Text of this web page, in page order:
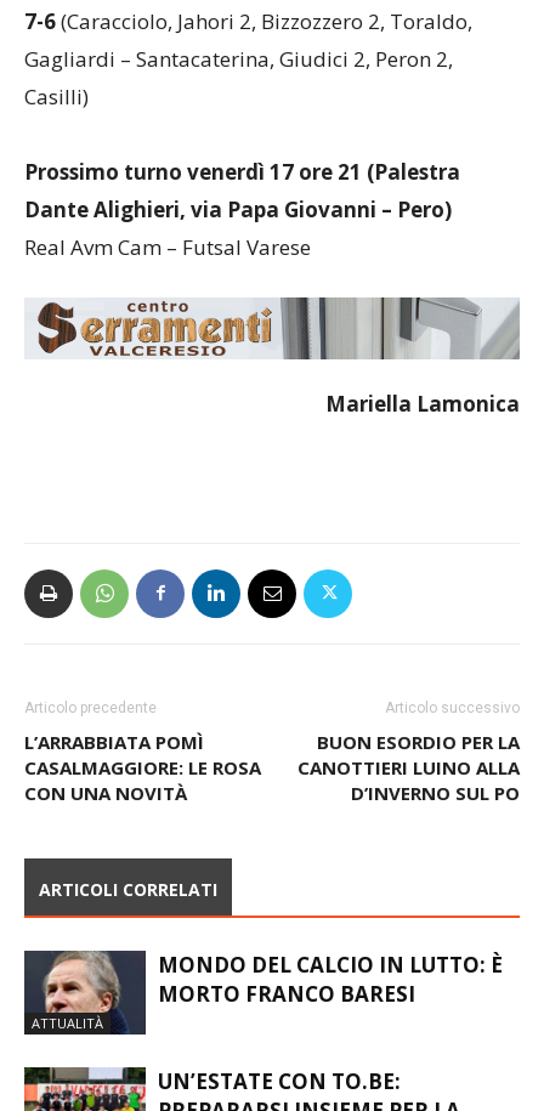
7-6(Caracciolo, Jahori 2, Bizzozzero 2, Toraldo,
Gagliardi – Santacaterina, Giudici 2, Peron 2,
Casilli)
Prossimo turno venerdì 17 ore 21 (Palestra
Dante Alighieri, via Papa Giovanni – Pero)
Real Avm Cam – Futsal Varese
Mariella Lamonica
Articolo precedente
L’ARRABBIATA POMÌ
CASALMAGGIORE: LE ROSA
CON UNA NOVITÀ
Articolo successivo
BUON ESORDIO PER LA
CANOTTIERI LUINO ALLA
D’INVERNO SUL PO
ARTICOLI CORRELATI
ATTUALITÀ
MONDO DEL CALCIO IN LUTTO: È
MORTO FRANCO BARESI
UN’ESTATE CON TO.BE: